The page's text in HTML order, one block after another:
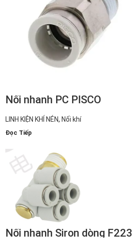
Nối nhanh PC PISCO
LINH KIỆN KHÍ NÉN, Nối khí
Đọc Tiếp
Nối nhanh Siron dòng F223